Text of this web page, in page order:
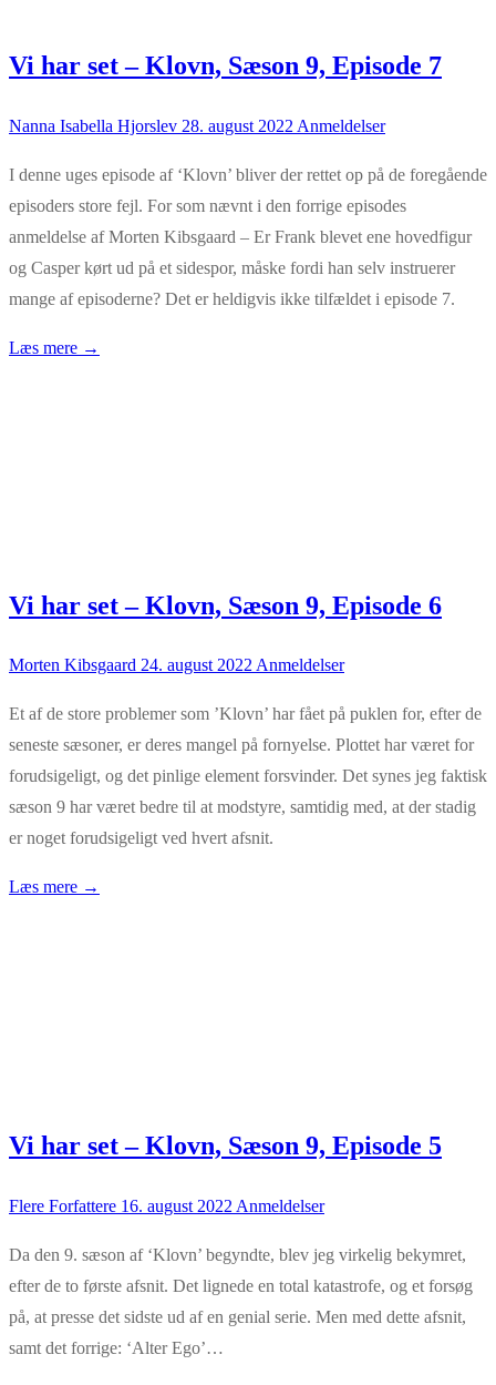
Vi har set – Klovn, Sæson 9, Episode 7
Nanna Isabella Hjorslev 28. august 2022 Anmeldelser
I denne uges episode af ‘Klovn’ bliver der rettet op på de foregående
episoders store fejl. For som nævnt i den forrige episodes
anmeldelse af Morten Kibsgaard – Er Frank blevet ene hovedfigur
og Casper kørt ud på et sidespor, måske fordi han selv instruerer
mange af episoderne? Det er heldigvis ikke tilfældet i episode 7.
Læs mere →
Vi har set – Klovn, Sæson 9, Episode 6
Morten Kibsgaard 24. august 2022Anmeldelser
Et af de store problemer som ’Klovn’ har fået på puklen for, efter de
seneste sæsoner, er deres mangel på fornyelse. Plottet har været for
forudsigeligt, og det pinlige element forsvinder. Det synes jeg faktisk
sæson 9 har været bedre til at modstyre, samtidig med, at der stadig
er noget forudsigeligt ved hvert afsnit.
Læs mere →
Vi har set – Klovn, Sæson 9, Episode 5
Flere Forfattere 16. august 2022 Anmeldelser
Da den 9. sæson af ‘Klovn’ begyndte, blev jeg virkelig bekymret,
efter de to første afsnit. Det lignede en total katastrofe, og et forsøg
på, at presse det sidste ud af en genial serie. Men med dette afsnit,
samt det forrige: ‘Alter Ego’…